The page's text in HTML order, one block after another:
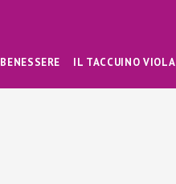
BENESSERE IL TACCUINO VIOLA